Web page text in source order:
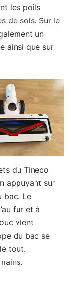
les poils
de sols. Sur le
un
ainsi que sur
du Tineco
appuyant sur
bac. Le
fur et à
vient
du bac se
tout.